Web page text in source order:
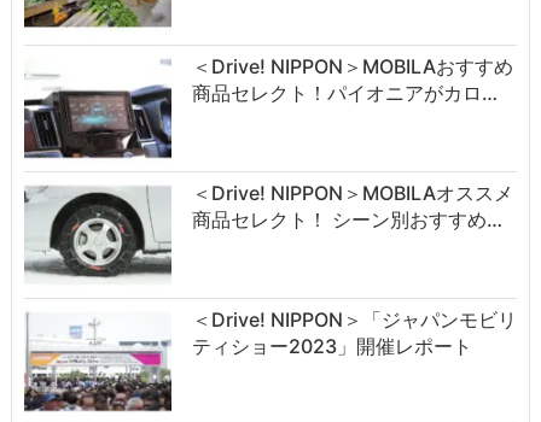
＜Drive! NIPPON＞MOBILAおすすめ
商品セレクト！パイオニアがカロ…
＜Drive! NIPPON＞MOBILAオススメ
商品セレクト！ シーン別おすすめ…
＜Drive! NIPPON＞「ジャパンモビリ
ティショー2023」開催レポート